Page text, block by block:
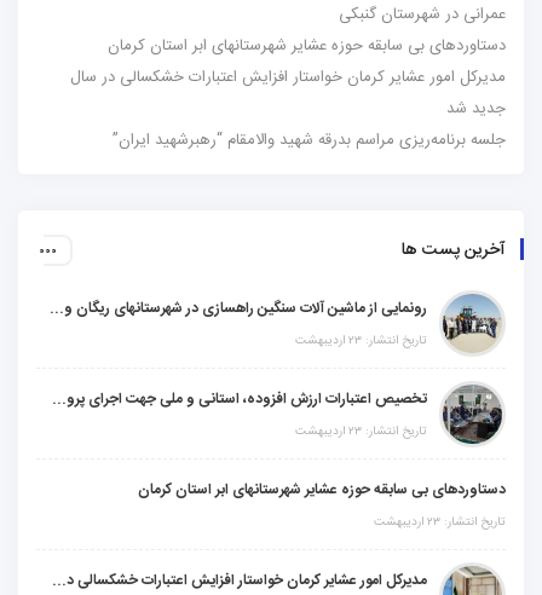
عمرانی در شهرستان گنبکی
دستاوردهای بی سابقه حوزه عشایر شهرستانهای ابر استان کرمان
مدیرکل امور عشایر کرمان خواستار افزایش اعتبارات خشکسالی در سال
جدید شد
جلسه برنامه‌ریزی مراسم بدرقه شهید والامقام “رهبرشهید ایران”
آخرین پست ها
رونمایی از ماشین آلات سنگین راهسازی در شهرستانهای ریگان و گنبکی
تاریخ انتشار: ۲۳ اردیبهشت
تخصیص اعتبارات ارزش افزوده، استانی و ملی جهت اجرای پروژه‌های عمرانی در شهرستان گنبکی
تاریخ انتشار: ۲۳ اردیبهشت
دستاوردهای بی سابقه حوزه عشایر شهرستانهای ابر استان کرمان
تاریخ انتشار: ۲۳ اردیبهشت
مدیرکل امور عشایر کرمان خواستار افزایش اعتبارات خشکسالی در سال جدید شد